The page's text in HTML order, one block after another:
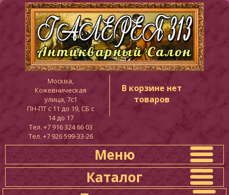
Москва,
Кожевническая
улица, 7с1
ПН-ПТ c 11 до 19, СБ с
14 до 17
Тел. +7 916 324 66 03
Тел. +7 926 599-33-26
В корзине нет
товаров
Меню
Каталог